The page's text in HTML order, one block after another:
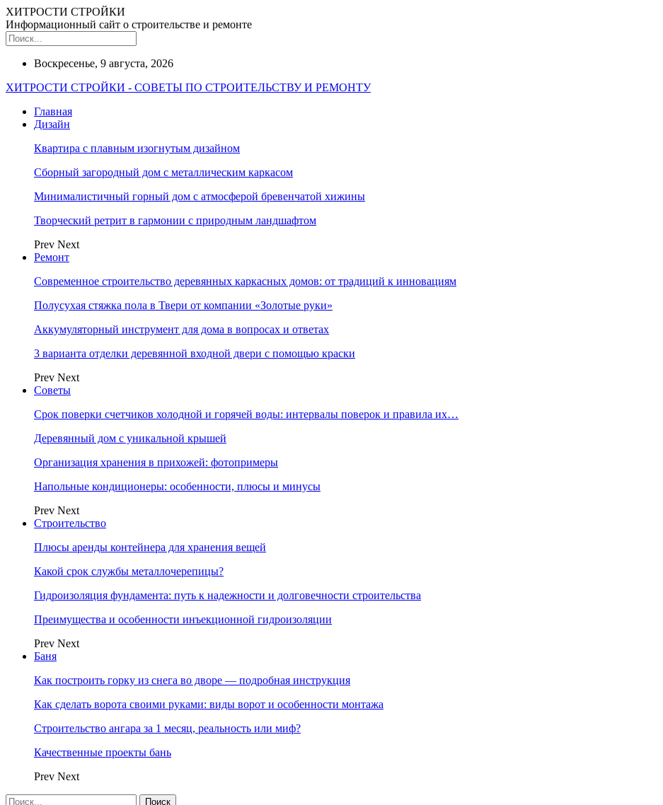
ХИТРОСТИ СТРОЙКИ
Информационный сайт о строительстве и ремонте
Воскресенье, 9 августа, 2026
ХИТРОСТИ СТРОЙКИ - СОВЕТЫ ПО СТРОИТЕЛЬСТВУ И РЕМОНТУ
Главная
Дизайн
Квартира с плавным изогнутым дизайном
Сборный загородный дом с металлическим каркасом
Минималистичный горный дом с атмосферой бревенчатой хижины
Творческий ретрит в гармонии с природным ландшафтом
Prev Next
Ремонт
Современное строительство деревянных каркасных домов: от традиций к инновациям
Полусухая стяжка пола в Твери от компании «Золотые руки»
Аккумуляторный инструмент для дома в вопросах и ответах
3 варианта отделки деревянной входной двери с помощью краски
Prev Next
Советы
Срок поверки счетчиков холодной и горячей воды: интервалы поверок и правила их…
Деревянный дом с уникальной крышей
Организация хранения в прихожей: фотопримеры
Напольные кондиционеры: особенности, плюсы и минусы
Prev Next
Строительство
Плюсы аренды контейнера для хранения вещей
Какой срок службы металлочерепицы?
Гидроизоляция фундамента: путь к надежности и долговечности строительства
Преимущества и особенности инъекционной гидроизоляции
Prev Next
Баня
Как построить горку из снега во дворе — подробная инструкция
Как сделать ворота своими руками: виды ворот и особенности монтажа
Строительство ангара за 1 месяц, реальность или миф?
Качественные проекты бань
Prev Next